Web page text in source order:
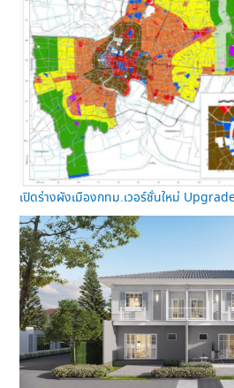
เปิดร่างผังเมืองกทม.เวอร์ชั่นใหม่